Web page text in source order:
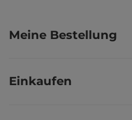
Meine Bestellung
Einkaufen